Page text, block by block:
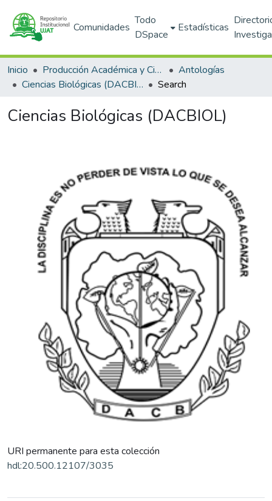
Comunidades
Todo
DSpace
Estadísticas
Inicio Producción Académica y Científica
Antologías
Ciencias Biológicas (DACBIOL)
Search
Ciencias Biológicas (DACBIOL)
URI permanente para esta colección
hdl:20.500.12107/3035